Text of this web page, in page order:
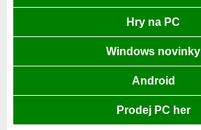
Hry na PC
Windows novinky
Android
Prodej PC her